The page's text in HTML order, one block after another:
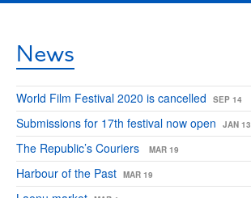
News
World Film Festival 2020 is cancelled SEP 14
Submissions for 17th festival now open JAN 13
The Republic’s Couriers MAR 19
Harbour of the Past MAR 19